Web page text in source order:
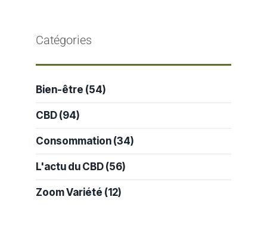
Catégories
Bien-être (54)
CBD (94)
Consommation (34)
L'actu du CBD (56)
Zoom Variété (12)